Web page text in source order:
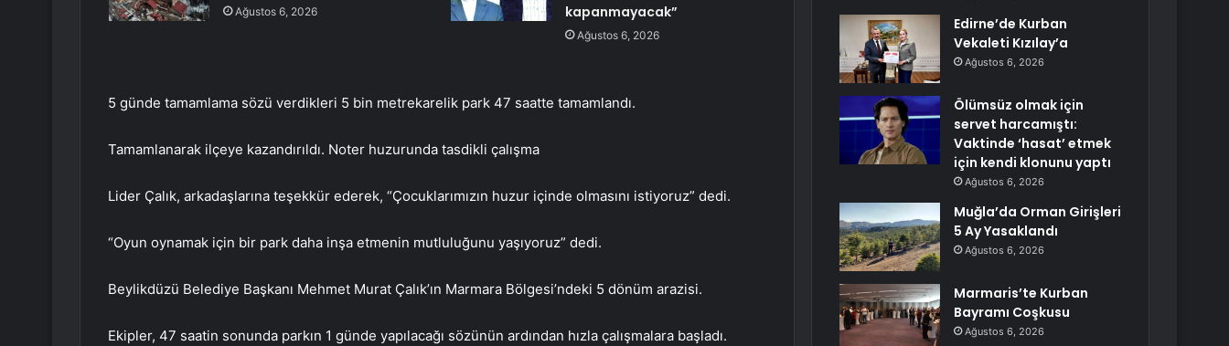
Ağustos 6, 2026
kapanmayacak”
Ağustos 6, 2026
5 günde tamamlama sözü verdikleri 5 bin metrekarelik park 47 saatte tamamlandı.
Tamamlanarak ilçeye kazandırıldı. Noter huzurunda tasdikli çalışma
Lider Çalık, arkadaşlarına teşekkür ederek, “Çocuklarımızın huzur içinde olmasını istiyoruz” dedi.
“Oyun oynamak için bir park daha inşa etmenin mutluluğunu yaşıyoruz” dedi.
Beylikdüzü Belediye Başkanı Mehmet Murat Çalık’ın Marmara Bölgesi’ndeki 5 dönüm arazisi.
Ekipler, 47 saatin sonunda parkın 1 günde yapılacağı sözünün ardından hızla çalışmalara başladı.
Edirne’de Kurban
Vekaleti Kızılay’a
Ağustos 6, 2026
Ölümsüz olmak için
servet harcamıştı:
Vaktinde ‘hasat’ etmek
için kendi klonunu yaptı
Ağustos 6, 2026
Muğla’da Orman Girişleri
5 Ay Yasaklandı
Ağustos 6, 2026
Marmaris’te Kurban
Bayramı Coşkusu
Ağustos 6, 2026